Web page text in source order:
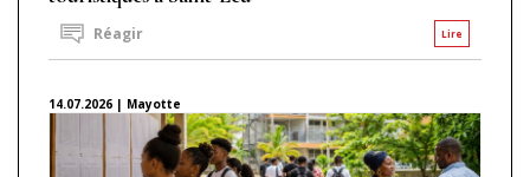
Lire
Réagir
14.07.2026 | Mayotte